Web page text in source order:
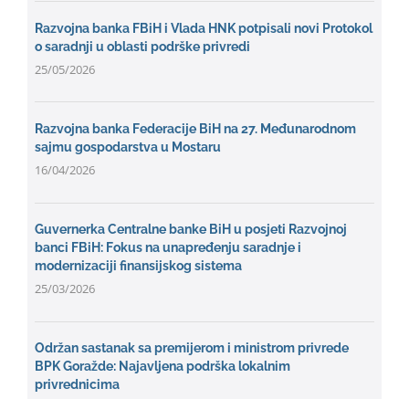
Razvojna banka FBiH i Vlada HNK potpisali novi Protokol
o saradnji u oblasti podrške privredi
25/05/2026
Razvojna banka Federacije BiH na 27. Međunarodnom
sajmu gospodarstva u Mostaru
16/04/2026
Guvernerka Centralne banke BiH u posjeti Razvojnoj
banci FBiH: Fokus na unapređenju saradnje i
modernizaciji finansijskog sistema
25/03/2026
Održan sastanak sa premijerom i ministrom privrede
BPK Goražde: Najavljena podrška lokalnim
privrednicima